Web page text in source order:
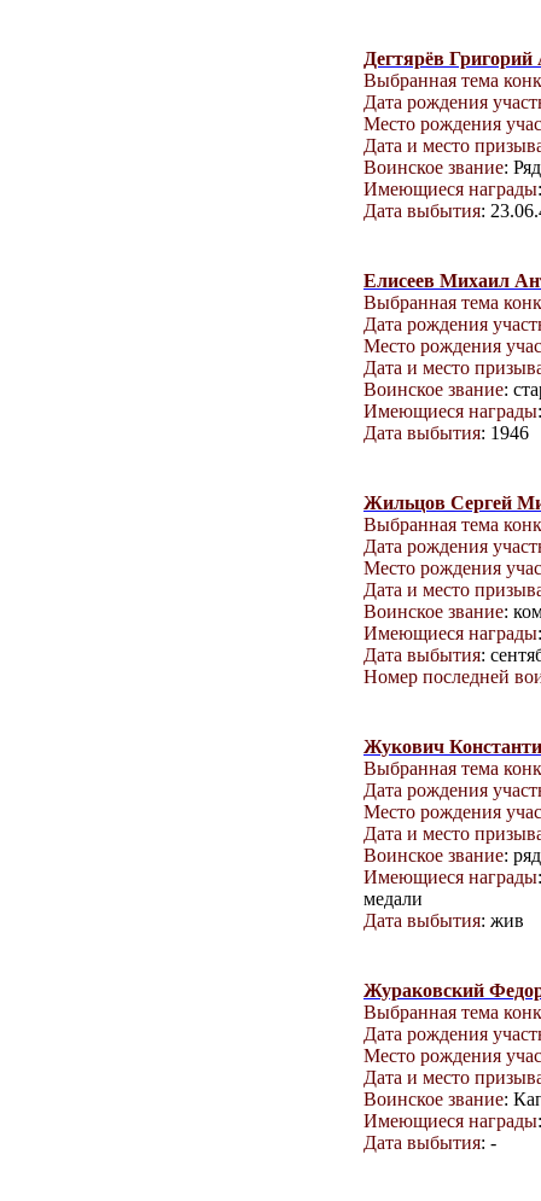
Дегтярёв Григорий
Выбранная тема
Дата рождения
Место рождения
Дата и место
Воинское звание:
Имеющиеся награды
Дата выбытия:
Елисеев Михаил
Выбранная тема
Дата рождения
Место рождения
Дата и место
Воинское звание:
Имеющиеся награды
Дата выбытия: 1946
Жильцов Сергей
Выбранная тема
Дата рождения
Место рождения
Дата и место
Воинское звание:
Имеющиеся награды
Дата выбытия:
Номер последней
Жукович
Выбранная тема
Дата рождения
Место рождения
Дата и место
Воинское звание:
Имеющиеся награды
медали
Дата выбытия: жив
Жураковский
Выбранная тема
Дата рождения
Место рождения
Дата и место
Воинское звание:
Имеющиеся награды
Дата выбытия: -